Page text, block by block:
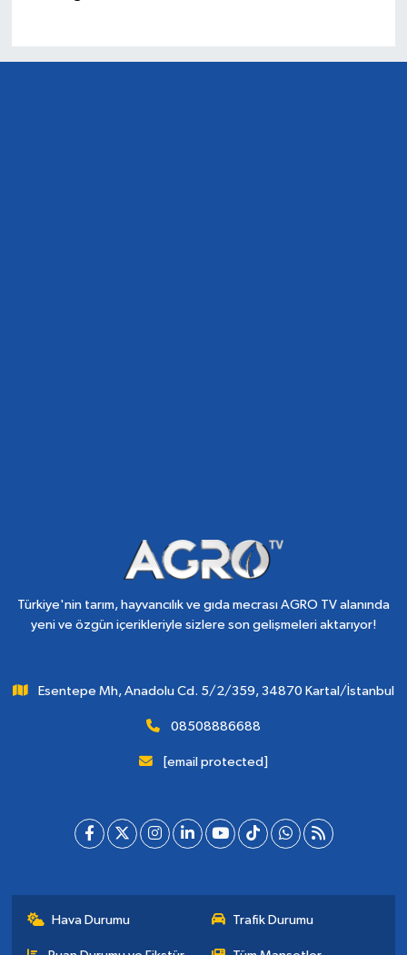
Türkiye'nin tarım, hayvancılık ve gıda mecrası AGRO TV alanında
yeni ve özgün içerikleriyle sizlere son gelişmeleri aktarıyor!
Esentepe Mh, Anadolu Cd. 5/2/359, 34870 Kartal/İstanbul
08508886688
[email protected]
Hava Durumu Trafik Durumu